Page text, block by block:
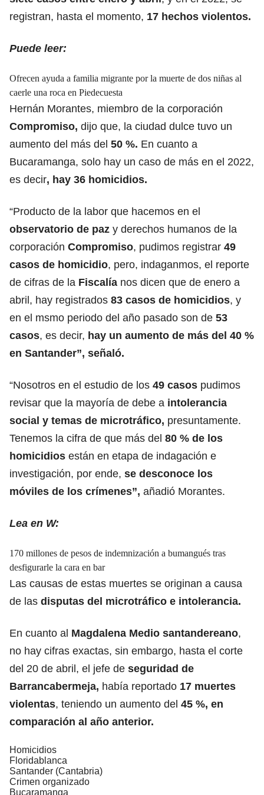
registran, hasta el momento, 17 hechos violentos.
Puede leer:
Ofrecen ayuda a familia migrante por la muerte de dos niñas al
caerle una roca en Piedecuesta
Hernán Morantes, miembro de la corporación
Compromiso, dijo que, la ciudad dulce tuvo un
aumento del más del 50 %. En cuanto a
Bucaramanga, solo hay un caso de más en el 2022,
es decir, hay 36 homicidios.
“Producto de la labor que hacemos en el
observatorio de paz y derechos humanos de la
corporación Compromiso, pudimos registrar 49
casos de homicidio, pero, indaganmos, el reporte
de cifras de la Fiscalía nos dicen que de enero a
abril, hay registrados 83 casos de homicidios, y
en el msmo periodo del año pasado son de 53
casos, es decir, hay un aumento de más del 40 %
en Santander”, señaló.
“Nosotros en el estudio de los 49 casos pudimos
revisar que la mayoría de debe a intolerancia
social y temas de microtráfico, presuntamente.
Tenemos la cifra de que más del 80 % de los
homicidios están en etapa de indagación e
investigación, por ende, se desconoce los
móviles de los crímenes”, añadió Morantes.
Lea en W:
170 millones de pesos de indemnización a bumangués tras
desfigurarle la cara en bar
Las causas de estas muertes se originan a causa
de las disputas del microtráfico e intolerancia.
En cuanto al Magdalena Medio santandereano,
no hay cifras exactas, sin embargo, hasta el corte
del 20 de abril, el jefe de seguridad de
Barrancabermeja, había reportado 17 muertes
violentas, teniendo un aumento del 45 %, en
comparación al año anterior.
Homicidios
Floridablanca
Santander (Cantabria)
Crimen organizado
Bucaramanga